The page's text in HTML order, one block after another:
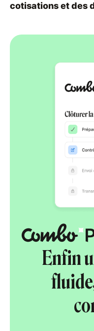
cotisations et des
Enfin